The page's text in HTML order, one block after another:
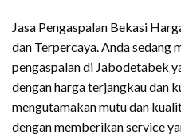
Jasa Pengaspalan Bekasi
dan Terpercaya. Anda sedang
pengaspalan di Jabodetabek
dengan harga terjangkau dan
mengutamakan mutu dan
dengan memberikan service